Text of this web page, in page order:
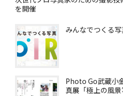
を開催
みんなでつくる
Photo Go武蔵小
真展「極上の風